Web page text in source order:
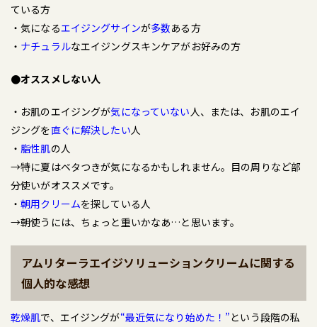
ている方
・気になるエイジングサインが多数ある方
・ ナチュラルなエイジングスキンケアがお好みの方
●オススメしない人
・お肌のエイジングが気になっていない 人、または、お肌のエイ
ジングを直ぐに解決したい人
・ 脂性肌の人
→特に夏はベタつきが気になるかもしれません。目の周りなど部
分使いがオススメです。
・朝用クリームを探している人
→朝使うには、ちょっと重いかなあ…と思います。
アムリターラエイジソリューションクリームに関する
個人的な感想
乾燥肌で、エイジングが“最近気になり始めた！”という段階の私